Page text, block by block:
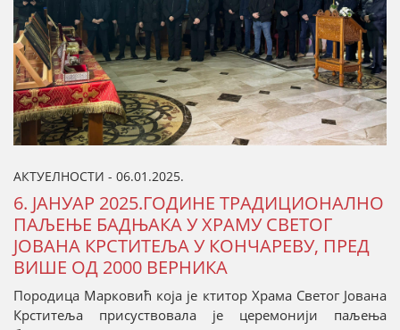
АКТУЕЛНОСТИ - 06.01.2025.
6. ЈАНУАР 2025.ГОДИНЕ ТРАДИЦИОНАЛНО
ПАЉЕЊЕ БАДЊАКА У ХРАМУ СВЕТОГ
ЈОВАНА КРСТИТЕЉА У КОНЧАРЕВУ, ПРЕД
ВИШЕ ОД 2000 ВЕРНИКА
Породица Марковић која је ктитор Храма Светог Јована
Крститеља присуствовала је церемонији паљења